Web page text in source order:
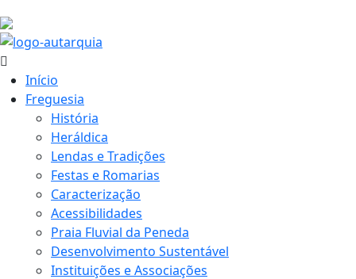
Início
Freguesia
História
Heráldica
Lendas e Tradições
Festas e Romarias
Caracterização
Acessibilidades
Praia Fluvial da Peneda
Desenvolvimento Sustentável
Instituições e Associações